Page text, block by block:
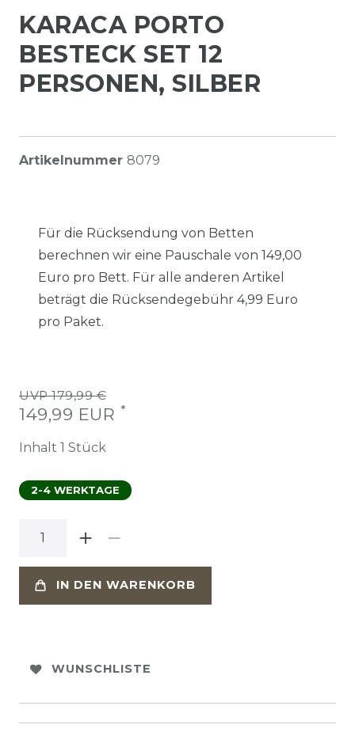
KARACA PORTO
BESTECK SET 12
PERSONEN, SILBER
Artikelnummer 8079
Für die Rücksendung von Betten
berechnen wir eine Pauschale von 149,00
Euro pro Bett. Für alle anderen Artikel
beträgt die Rücksendegebühr 4,99 Euro
pro Paket.
UVP 179,99 €
149,99 EUR *
Inhalt 1 Stück
2-4 WERKTAGE
IN DEN WARENKORB
WUNSCHLISTE